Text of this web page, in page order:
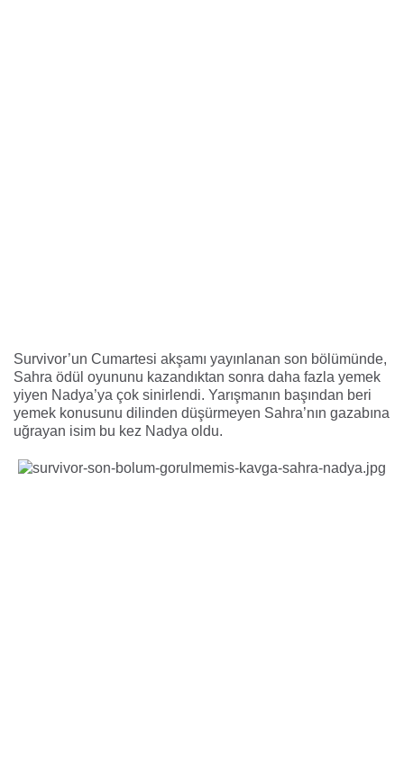
Survivor’un Cumartesi akşamı yayınlanan son bölümünde,
Sahra ödül oyununu kazandıktan sonra daha fazla yemek
yiyen Nadya’ya çok sinirlendi. Yarışmanın başından beri
yemek konusunu dilinden düşürmeyen Sahra’nın gazabına
uğrayan isim bu kez Nadya oldu.